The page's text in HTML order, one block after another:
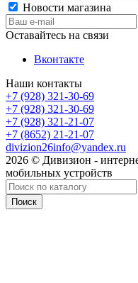
Новости магазина
Оставайтесь на связи
Вконтакте
Наши контакты
+7 (928) 321-30-69
+7 (928) 321-30-69
+7 (928) 321-21-07
+7 (8652) 21-21-07
divizion26info@yandex.ru
2026 © Дивизион -
мобильных устройств
Поиск